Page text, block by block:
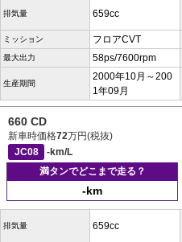
排気量 659cc
ミッション フロアCVT
最大出力 58ps/7600rpm
生産期間
2000年10月～200
1年09月
660 CD
新車時価格72万円(税抜)
JC08
-km/L
満タンでどこまで走る？
-km
排気量 659cc